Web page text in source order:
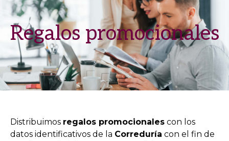
Regalos promocionales
Distribuimos regalos promocionales con los
datos identificativos de la Correduría con el fin de